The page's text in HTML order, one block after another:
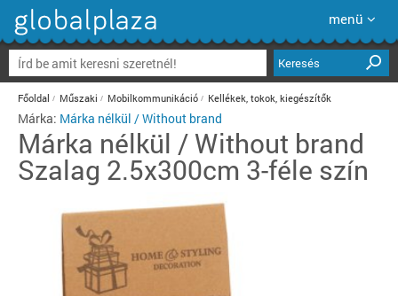
menü
Keresés
Főoldal Műszaki Mobilkommunikáció Kellékek, tokok, kiegészítők
Márka: Márka nélkül / Without brand
Márka nélkül / Without brand
Szalag 2.5x300cm 3-féle szín